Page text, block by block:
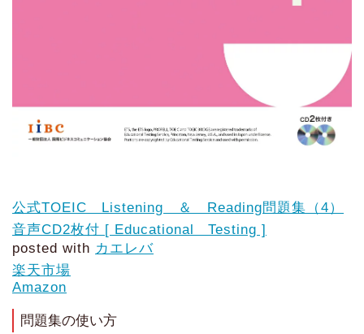
公式TOEIC Listening ＆ Reading問題集（4）
音声CD2枚付 [ Educational Testing ]
posted with カエレバ
楽天市場
Amazon
問題集の使い方